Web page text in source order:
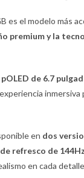
es el modelo más
premium y la
de 6.7
inmersiva
en dos
refresco de
en cada